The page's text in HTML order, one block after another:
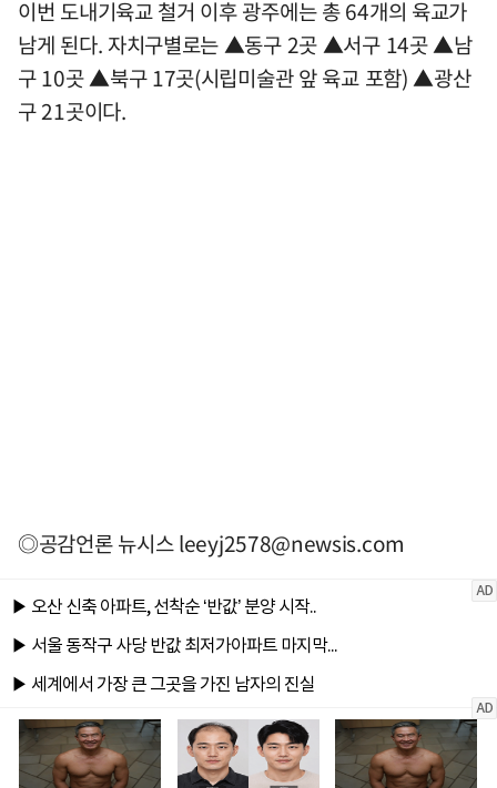
이번 도내기육교 철거 이후 광주에는 총 64개의 육교가
남게 된다. 자치구별로는 ▲동구 2곳 ▲서구 14곳 ▲남
구 10곳 ▲북구 17곳(시립미술관 앞 육교 포함) ▲광산
구 21곳이다.
◎공감언론 뉴시스leeyj2578@newsis.com